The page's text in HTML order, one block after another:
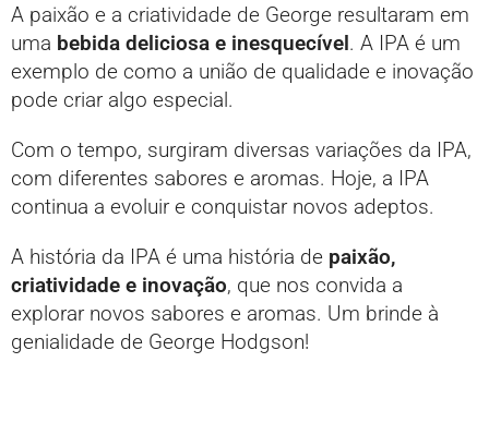
A paixão e a criatividade de George resultaram em
uma bebida deliciosa e inesquecível. A IPA é um
exemplo de como a união de qualidade e inovação
pode criar algo especial.
Com o tempo, surgiram diversas variações da IPA,
com diferentes sabores e aromas. Hoje, a IPA
continua a evoluir e conquistar novos adeptos.
A história da IPA é uma história de paixão,
criatividade e inovação, que nos convida a
explorar novos sabores e aromas. Um brinde à
genialidade de George Hodgson!